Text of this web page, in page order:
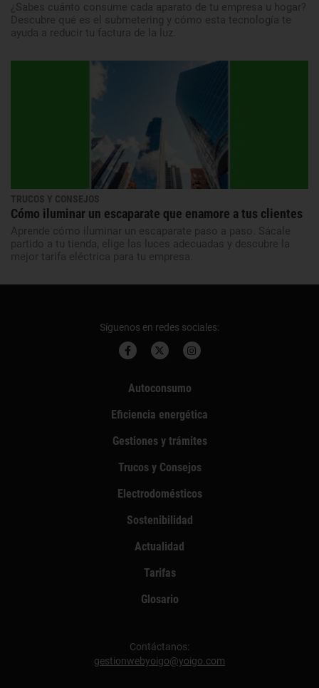
¿Sabes cuánto consume cada aparato de tu empresa u hogar?
Descubre qué es el submetering y cómo esta tecnología te
ayuda a reducir tu factura de la luz.
TRUCOS Y CONSEJOS
Cómo iluminar un escaparate que enamore a tus clientes
Aprende cómo iluminar un escaparate paso a paso. Sácale
partido a tu tienda, elige las luces adecuadas y descubre la
mejor tarifa eléctrica para tu empresa.
Síguenos en redes sociales:
Autoconsumo
Eficiencia energética
Gestiones y trámites
Trucos y Consejos
Electrodomésticos
Sostenibilidad
Actualidad
Tarifas
Glosario
Contáctanos:
gestionwebyoigo@yoigo.com